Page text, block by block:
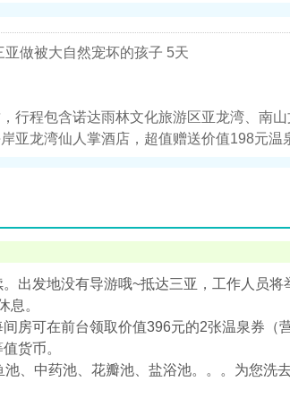
做被大自然宠坏的孩子 5天
行程包含诺达雨林文化旅游区亚龙湾、南山
亚龙湾仙人掌酒店，超值赠送价值198元温
出发地没有导游哦~抵达三亚，工作人员
息。
房可在前台领取价值396元的2张温泉券（
货币。
、中药池、花瓣池、盐浴池。。。为您洗